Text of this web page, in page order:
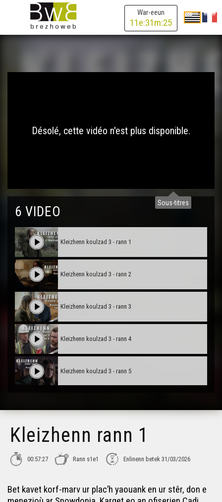
War-eeun
11e:31m:25
Sous-titres
Désolé, cette vidéo n'est plus disponible.
6 VIDEO
Kleizhenn koulzad 3 - rann 1
Kleizhenn koulzad 3 - rann 2
Kleizhenn koulzad 3 - rann 3
Kleizhenn koulzad 3 - rann 4
Kleizhenn koulzad 3 - rann 5
Kleizhenn rann 1
00:57:27 Rann s1e1 Enlinenn betek 31/03/2026
Bet kavet korf-marv ur plac’h yaouank en ur stêr, don e